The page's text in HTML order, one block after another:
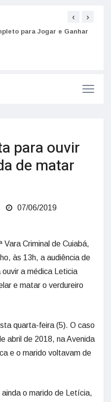
para Jogar e Ganhar
‹ ›
para ouvir
de matar
07/06/2019
Vara Criminal de Cuiabá,
às 13h, a audiência de
a médica Leticia
e matar o verdureiro
quarta-feira (5). O caso
abril de 2018, na Avenida
e o marido voltavam de
ainda o marido de Letícia,